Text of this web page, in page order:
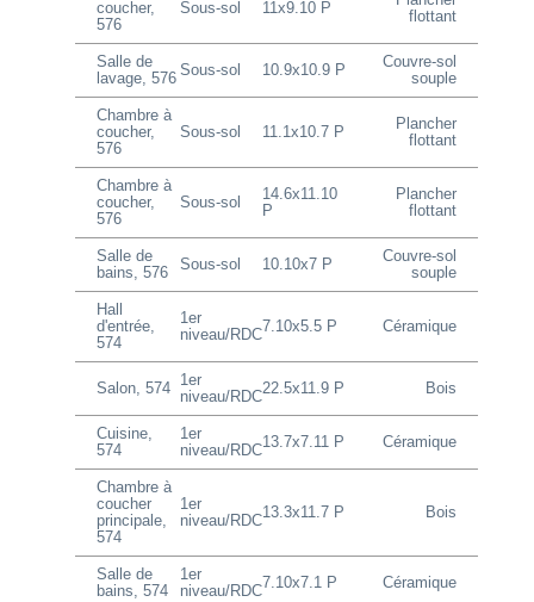
coucher,
576
Sous-sol 11x9.10 P
flottant
Salle de
lavage, 576 Sous-sol 10.9x10.9 P
Couvre-sol
souple
Chambre à
coucher,
576
Sous-sol 11.1x10.7 P
Plancher
flottant
Chambre à
coucher,
576
Sous-sol
14.6x11.10
P
Plancher
flottant
Salle de
bains, 576
Sous-sol 10.10x7 P
Couvre-sol
souple
Hall
d'entrée,
574
1er
niveau/RDC7.10x5.5 P Céramique
Salon, 574
1er
niveau/RDC22.5x11.9 P Bois
Cuisine,
574
1er
niveau/RDC13.7x7.11 P Céramique
Chambre à
coucher
principale,
574
1er
niveau/RDC13.3x11.7 P Bois
Salle de
bains, 574
1er
niveau/RDC7.10x7.1 P Céramique